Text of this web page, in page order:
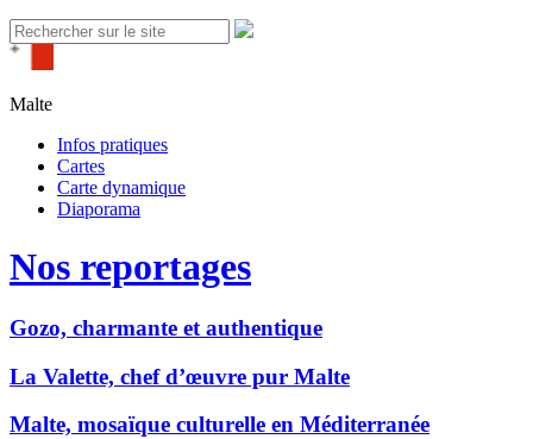
Malte
Infos pratiques
Cartes
Carte dynamique
Diaporama
Nos reportages
Gozo, charmante et authentique
La Valette, chef d’œuvre pur Malte
Malte, mosaïque culturelle en Méditerranée